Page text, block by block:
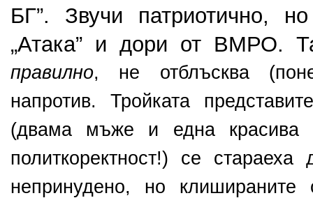
БГ”. Звучи патриотично,
правилно, не отблъсква
напротив. Тройката
(двама мъже и една красива
политкоректност!) се стараеха
непринудено, но клишираните